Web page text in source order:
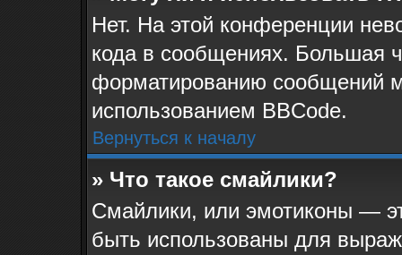
Нет. На этой конференции
кода в сообщениях. Большая
форматированию сообщений
использованием BBCode.
Вернуться к началу
» Что такое смайлики?
Смайлики, или эмотиконы —
быть использованы для